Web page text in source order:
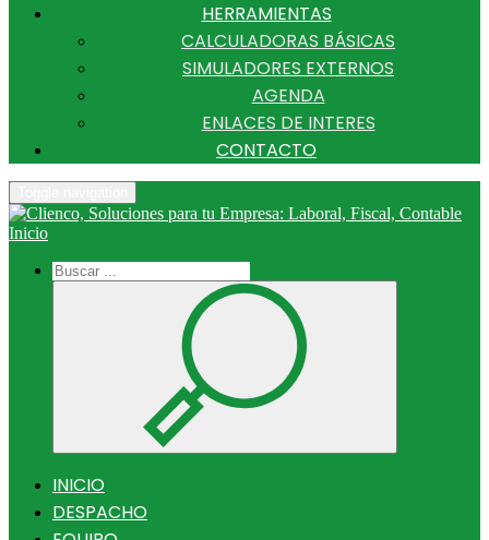
HERRAMIENTAS
CALCULADORAS BÁSICAS
SIMULADORES EXTERNOS
AGENDA
ENLACES DE INTERES
CONTACTO
Inicio
INICIO
DESPACHO